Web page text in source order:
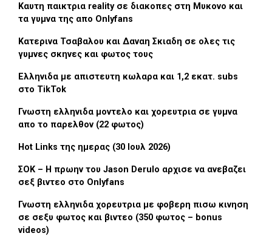
Καυτη παικτρια reality σε διακοπες στη Μυκονο και
τα γυμνα της απο Onlyfans
Κατερινα Τσαβαλου και Δαναη Σκιαδη σε ολες τις
γυμνες σκηνες και φωτος τους
Ελληνιδα με απιστευτη κωλαρα και 1,2 εκατ. subs
στο TikTok
Γνωστη ελληνιδα μοντελο και χορευτρια σε γυμνα
απο το παρελθον (22 φωτος)
Hot Links της ημερας (30 Ιουλ 2026)
ΣΟΚ – Η πρωην του Jason Derulo αρχισε να ανεβαζει
σεξ βιντεο στο Onlyfans
Γνωστη ελληνιδα χορευτρια με φοβερη πισω κινηση
σε σεξυ φωτος και βιντεο (350 φωτος – bonus
videos)